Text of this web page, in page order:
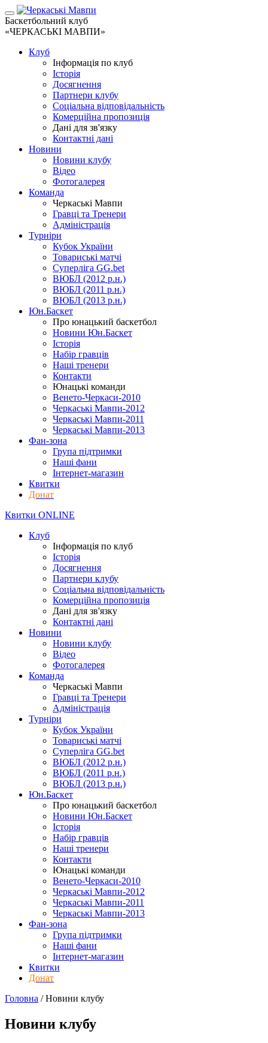
Баскетбольний клуб
«ЧЕРКАСЬКІ МАВПИ»
Клуб
Інформація по клуб
Історія
Досягнення
Партнери клубу
Соціальна відповідальність
Комерційна пропозиція
Дані для зв'язку
Контактні дані
Новини
Новини клубу
Відео
Фотогалерея
Команда
Черкаські Мавпи
Гравці та Тренери
Адміністрація
Турніри
Кубок України
Товариські матчі
Суперліга GG.bet
ВЮБЛ (2012 р.н.)
ВЮБЛ (2011 р.н.)
ВЮБЛ (2013 р.н.)
Юн.Баскет
Про юнацький баскетбол
Новини Юн.Баскет
Історія
Набір гравців
Наші тренери
Контакти
Юнацькі команди
Венето-Черкаси-2010
Черкаські Мавпи-2012
Черкаські Мавпи-2011
Черкаські Мавпи-2013
Фан-зона
Група підтримки
Наші фани
Інтернет-магазин
Квитки
Донат
Квитки ONLINE
Клуб
Інформація по клуб
Історія
Досягнення
Партнери клубу
Соціальна відповідальність
Комерційна пропозиція
Дані для зв'язку
Контактні дані
Новини
Новини клубу
Відео
Фотогалерея
Команда
Черкаські Мавпи
Гравці та Тренери
Адміністрація
Турніри
Кубок України
Товариські матчі
Суперліга GG.bet
ВЮБЛ (2012 р.н.)
ВЮБЛ (2011 р.н.)
ВЮБЛ (2013 р.н.)
Юн.Баскет
Про юнацький баскетбол
Новини Юн.Баскет
Історія
Набір гравців
Наші тренери
Контакти
Юнацькі команди
Венето-Черкаси-2010
Черкаські Мавпи-2012
Черкаські Мавпи-2011
Черкаські Мавпи-2013
Фан-зона
Група підтримки
Наші фани
Інтернет-магазин
Квитки
Донат
Головна /Новини клубу
Новини клубу